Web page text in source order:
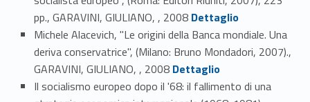
pp., GARAVINI, GIULIANO, , 2008Link identifier #identifier_person_153621-18Dettaglio
Michele Alacevich, "Le origini della Banca mondiale. Una
deriva conservatrice", (Milano: Bruno Mondadori, 2007).,
GARAVINI, GIULIANO, , 2008Link identifier #identifier_person_186958-19Dettaglio
Il socialismo europeo dopo il '68: il fallimento di una